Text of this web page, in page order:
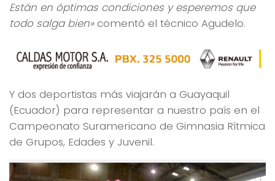
Están en óptimas condiciones y esperemos que
todo salga bien»comentó el técnico Agudelo.
Y dos deportistas más viajarán a Guayaquil
(Ecuador) para representar a nuestro país en el
Campeonato Suramericano de Gimnasia Rítmica
de Grupos, Edades y Juvenil.